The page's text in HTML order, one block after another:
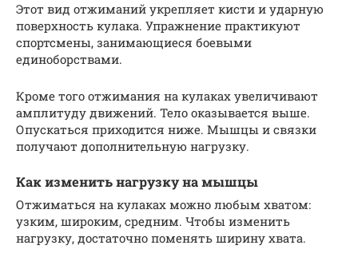
Этот вид отжиманий укрепляет кисти и ударную
поверхность кулака. Упражнение практикуют
спортсмены, занимающиеся боевыми
единоборствами.
Кроме того отжимания на кулаках увеличивают
амплитуду движений. Тело оказывается выше.
Опускаться приходится ниже. Мышцы и связки
получают дополнительную нагрузку.
Как изменить нагрузку на мышцы
Отжиматься на кулаках можно любым хватом:
узким, широким, средним. Чтобы изменить
нагрузку, достаточно поменять ширину хвата.